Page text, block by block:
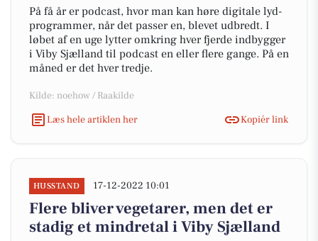
På få år er podcast, hvor man kan høre digitale lyd-
programmer, når det passer en, blevet udbredt. I
løbet af en uge lytter omkring hver fjerde indbygger
i Viby Sjælland til podcast en eller flere gange. På en
måned er det hver tredje.
Kilde: noehow / Raakilde
Læs hele artiklen her
Kopiér link
HUSSTAND 17-12-2022 10:01
Flere bliver vegetarer, men det er
stadig et mindretal i Viby Sjælland